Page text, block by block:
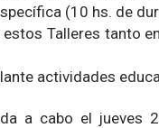
(10 hs. de
Talleres tanto
actividades
a cabo el jueves